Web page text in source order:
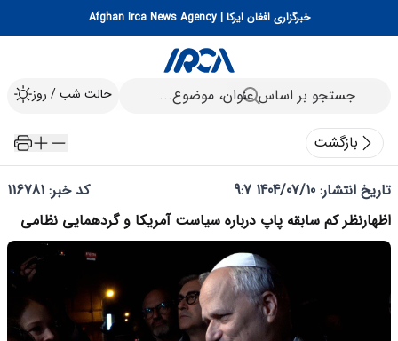
خبرگزاری افغان ایرکا | Afghan Irca News Agency
حالت شب / روز
بازگشت
تاریخ انتشار: 1404/07/10 9:7
کد خبر: 116781
اظهارنظر کم سابقه پاپ درباره سیاست آمریکا و گردهمایی نظامی